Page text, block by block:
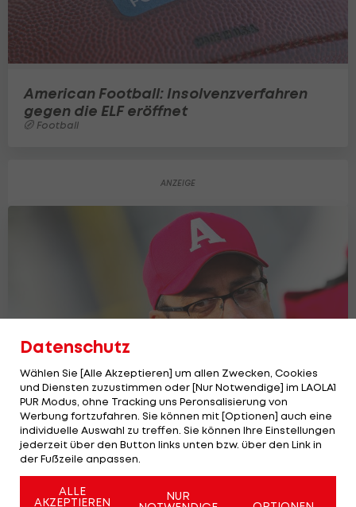
American Football: Insolvenzverfahren
gegen die ELF eröffnet
Football
Erfolgstrainer kehrt zurück! Trainer bei
Raiders geklärt
AFL
Datenschutz
Wählen Sie [Alle Akzeptieren] um allen Zwecken, Cookies
und Diensten zuzustimmen oder [Nur Notwendige] im LAOLA1
PUR Modus, ohne Tracking uns Peronsalisierung von
Werbung fortzufahren. Sie können mit [Optionen] auch eine
individuelle Auswahl zu treffen. Sie können Ihre Einstellungen
jederzeit über den Button links unten bzw. über den Link in
der Fußzeile anpassen.
ALLE
AKZEPTIEREN
NUR